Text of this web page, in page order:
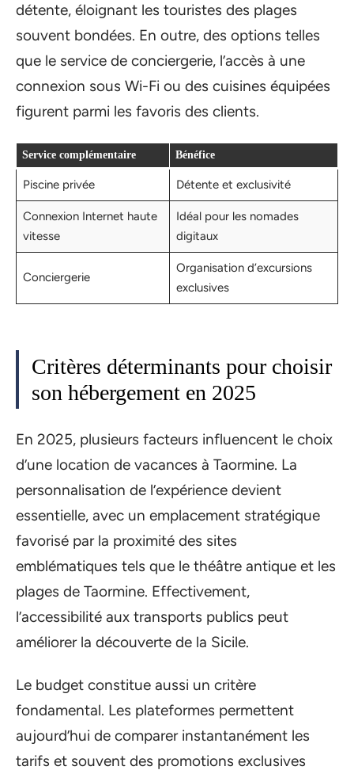
détente, éloignant les touristes des plages
souvent bondées. En outre, des options telles
que le service de conciergerie, l’accès à une
connexion sous Wi-Fi ou des cuisines équipées
figurent parmi les favoris des clients.
Service complémentaire Bénéfice
Piscine privée Détente et exclusivité
Connexion Internet haute
vitesse
Idéal pour les nomades
digitaux
Conciergerie
Organisation d’excursions
exclusives
Critères déterminants pour choisir
son hébergement en 2025
En 2025, plusieurs facteurs influencent le choix
d’une location de vacances à Taormine. La
personnalisation de l’expérience devient
essentielle, avec un emplacement stratégique
favorisé par la proximité des sites
emblématiques tels que le théâtre antique et les
plages de Taormine. Effectivement,
l’accessibilité aux transports publics peut
améliorer la découverte de la Sicile.
Le budget constitue aussi un critère
fondamental. Les plateformes permettent
aujourd’hui de comparer instantanément les
tarifs et souvent des promotions exclusives